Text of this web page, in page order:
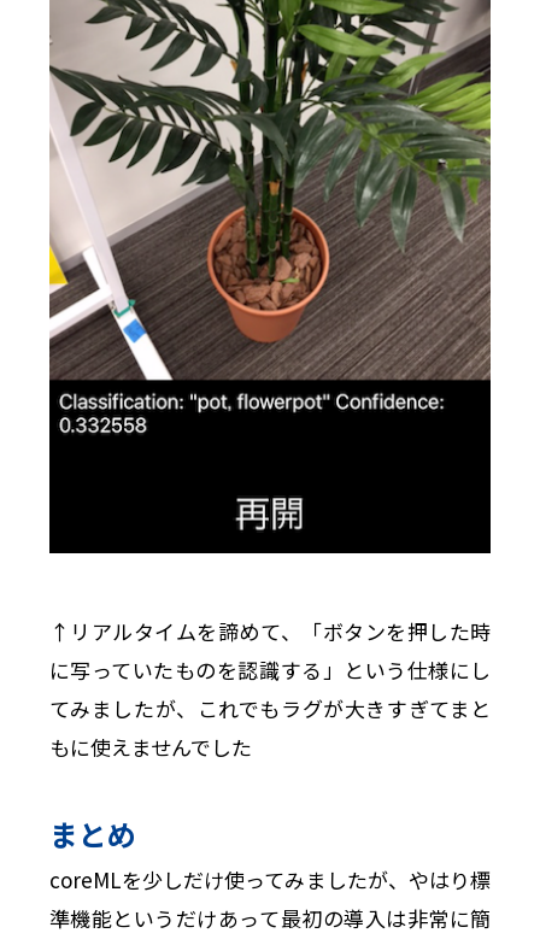
↑リアルタイムを諦めて、「ボタンを押した時
に写っていたものを認識する」という仕様にし
てみましたが、これでもラグが大きすぎてまと
もに使えませんでした
まとめ
coreMLを少しだけ使ってみましたが、やはり標
準機能というだけあって最初の導入は非常に簡